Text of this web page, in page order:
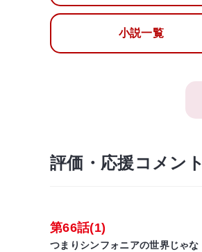
小説一覧
評価・応援コメント
第66話(1)
つまりシンフォニアの世界じゃな